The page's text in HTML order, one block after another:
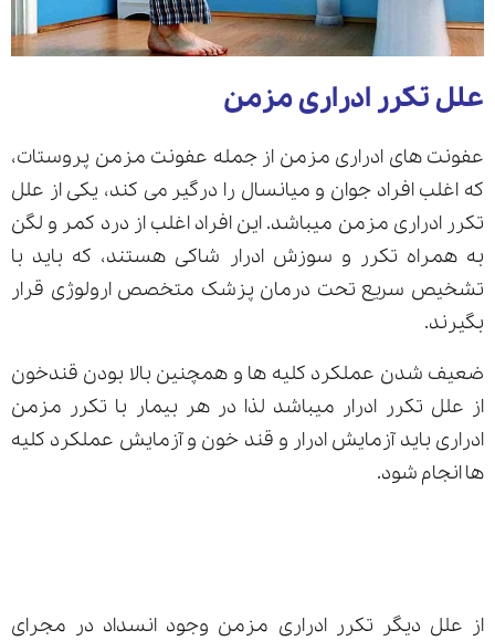
علل تکرر ادراری مزمن
عفونت های ادراری مزمن از جمله عفونت مزمن پروستات،
که اغلب افراد جوان و میانسال را درگیر می کند، یکی از علل
تکرر ادراری مزمن میباشد. این افراد اغلب از درد کمر و لگن
به همراه تکرر و سوزش ادرار شاکی هستند، که باید با
تشخیص سریع تحت درمان پزشک متخصص ارولوژی قرار
بگیرند.
ضعیف شدن عملکرد کلیه ها و همچنین بالا بودن قندخون
از علل تکرر ادرار میباشد لذا در هر بیمار با تکرر مزمن
ادراری باید آزمایش ادرار و قند خون و آزمایش عملکرد کلیه
ها انجام شود.
از علل دیگر تکرر ادراری مزمن وجود انسداد در مجرای